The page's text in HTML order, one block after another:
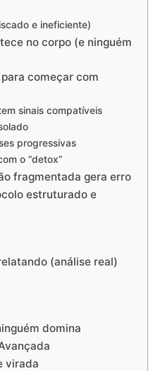
e ineficiente)
no corpo (e ninguém
começar com
sinais compatíveis
progressivas
o “detox”
fragmentada gera erro
estruturado e
(análise real)
domina
virada